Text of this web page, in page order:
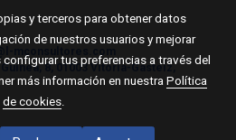
mconsultores.com
8, 01003 Vitoria-Gasteiz,
y terceros para obtener datos
de nuestros usuarios y mejorar
tus preferencias a través del
más información en nuestra Política
de cookies.